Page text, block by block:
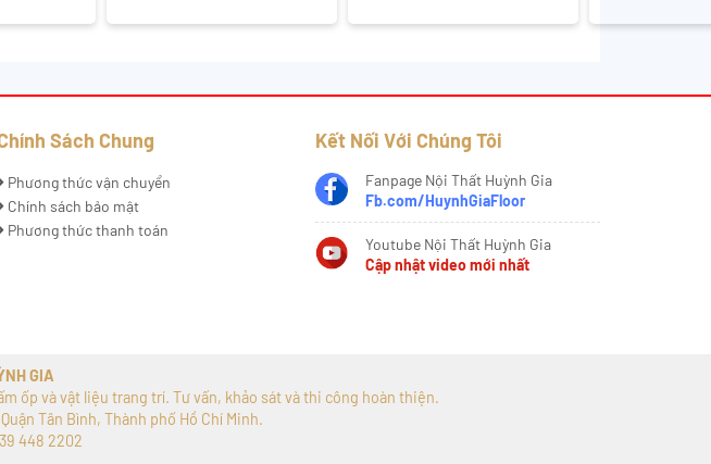
Sách Chung
Phương thức vận chuyển
Chính sách bảo mật
Phương thức thanh toán
Kết Nối Với Chúng Tôi
Fanpage Nội Thất Huỳnh Gia
Fb.com/HuynhGiaFloor
Youtube Nội Thất Huỳnh Gia
Cập nhật video mới nhất
GIA
ốp và vật liệu trang trí. Tư vấn, khảo sát và thi công hoàn thiện.
Tân Bình, Thành phố Hồ Chí Minh.
448 2202